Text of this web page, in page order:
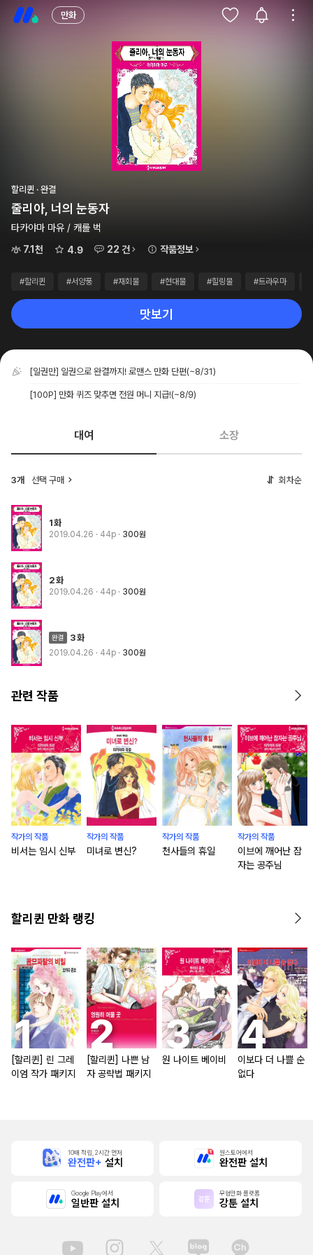
만화
할리퀸 · 완결
줄리아, 너의 눈동자
타카야마 마유 / 캐롤 벅
7.1천
4.9 22 건 작품정보
#할리퀸 #서양풍 #재회물 #현대물 #힐링물 #트라우마
맛보기
[일권만] 일권으로 완결까지! 로맨스 만화 단편(~8/31)
[100P] 만화 퀴즈 맞추면 전원 머니 지급!(~8/9)
대여 소장
3개 선택 구매 회차순
1화
2019.04.26 · 44p 300원
2화
2019.04.26 · 44p 300원
3화
2019.04.26 · 44p 300원
관련 작품
작가의 작품
비서는 임시 신부
작가의 작품
미녀로 변신?
작가의 작품
천사들의 휴일
작가의 작품
이브에 깨어난 잠
자는 공주님
할리퀸 만화 랭킹
[할리퀸] 린 그레
이엄 작가 패키지
[할리퀸] 나쁜 남
자 공략법 패키지
원 나이트 베이비
이보다 더 나쁠 순
없다
10배 적립, 2시간 먼저
완전판+ 설치
원스토어에서
완전판 설치
Google Play에서
일반판 설치
무협만화 플랫폼
강툰 설치